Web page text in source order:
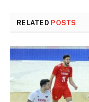
RELATED POSTS